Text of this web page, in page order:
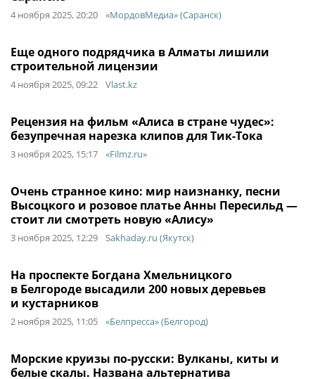
4 ноября 2025, 20:20 «МордовМедиа» (Саранск)
Еще одного подрядчика в Алматы лишили
строительной лицензии
4 ноября 2025, 09:22 Vlast.kz
Рецензия на фильм «Алиса в стране чудес»:
безупречная нарезка клипов для Тик-Тока
3 ноября 2025, 15:17 «Filmz.ru»
Очень странное кино: мир наизнанку, песни
Высоцкого и розовое платье Анны Пересильд —
стоит ли смотреть новую «Алису»
3 ноября 2025, 12:29 Sakhaday.ru (Якутск)
На проспекте Богдана Хмельницкого
в Белгороде высадили 200 новых деревьев
и кустарников
2 ноября 2025, 11:05 «Белпресса» (Белгород)
Морские круизы по-русски: Вулканы, киты и
белые скалы. Названа альтернатива